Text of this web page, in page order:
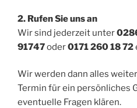
2. Rufen Sie uns an
Wir sind jederzeit unter
91747oder0171 260 18 72
Wir werden dann alles
Termin für ein persönliches
eventuelle Fragen klären.